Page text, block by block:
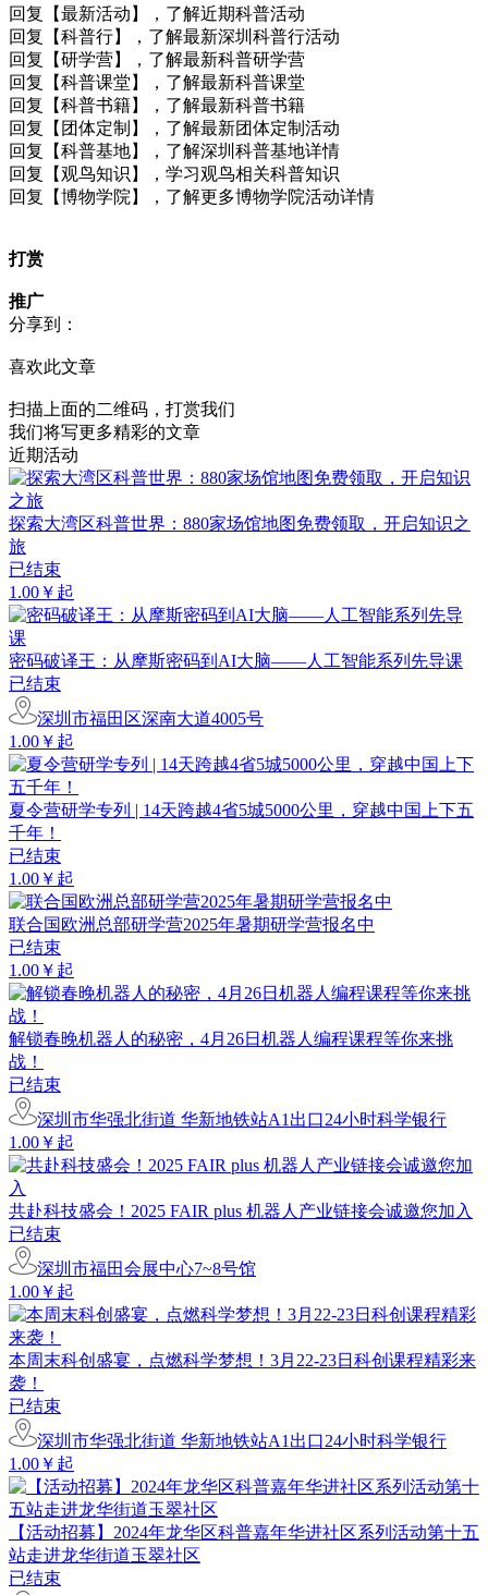
回复【最新活动】，了解近期科普活动
回复【科普行】，了解最新深圳科普行活动
回复【研学营】，了解最新科普研学营
回复【科普课堂】，了解最新科普课堂
回复【科普书籍】，了解最新科普书籍
回复【团体定制】，了解最新团体定制活动
回复【科普基地】，了解深圳科普基地详情
回复【观鸟知识】，学习观鸟相关科普知识
回复【博物学院】，了解更多博物学院活动详情
打赏
推广
分享到：
喜欢此文章
扫描上面的二维码，打赏我们
我们将写更多精彩的文章
近期活动
探索大湾区科普世界：880家场馆地图免费领取，开启知识之
旅
已结束
1.00￥起
密码破译王：从摩斯密码到AI大脑——人工智能系列先导课
已结束
深圳市福田区深南大道4005号
1.00￥起
夏令营研学专列 | 14天跨越4省5城5000公里，穿越中国上下五
千年！
已结束
1.00￥起
联合国欧洲总部研学营2025年暑期研学营报名中
已结束
1.00￥起
解锁春晚机器人的秘密，4月26日机器人编程课程等你来挑
战！
已结束
深圳市华强北街道 华新地铁站A1出口24小时科学银行
1.00￥起
共赴科技盛会！2025 FAIR plus 机器人产业链接会诚邀您加入
已结束
深圳市福田会展中心7~8号馆
1.00￥起
本周末科创盛宴，点燃科学梦想！3月22-23日科创课程精彩来
袭！
已结束
深圳市华强北街道 华新地铁站A1出口24小时科学银行
1.00￥起
【活动招募】2024年龙华区科普嘉年华进社区系列活动第十五
站走进龙华街道玉翠社区
已结束